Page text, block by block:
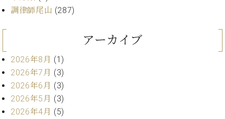
ピ
C.
ベ
ヒ
ュ
タ
ジオ
スタ
ジオ
空き
状況
画
調律師尾山 (287)
アーカイブ
2026年8月 (1)
2026年7月 (3)
2026年6月 (3)
2026年5月 (3)
2026年4月 (5)